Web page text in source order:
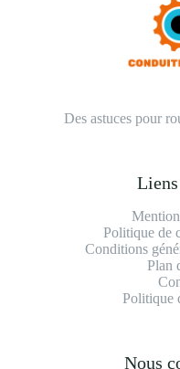
Des astuces pour
Politique de
Conditions
Plan
Politique
Nous